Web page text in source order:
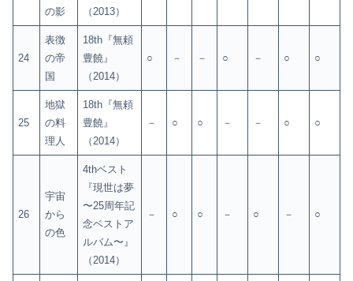
の影
（2013）
24
表徴
の帝
国
18th『無頼
豊饒』
（2014）
○ － － ○ － ○ ○
25
地獄
の料
理人
18th『無頼
豊饒』
（2014）
－ ○ ○ － － ○ ○
26
宇宙
から
の色
4thベスト
『現世は夢
〜25周年記
念ベストア
ルバム〜』
（2014）
－ ○ ○ － ○ － ○